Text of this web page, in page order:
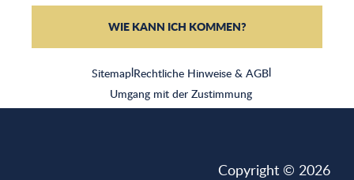
Sitemap|Rechtliche Hinweise & AGB|
Umgang mit der Zustimmung
WIE KANN ICH KOMMEN?
Copyright © 2026